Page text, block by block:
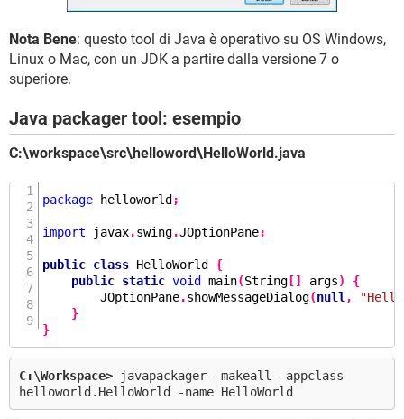
Nota Bene: questo tool di Java è operativo su OS Windows,
Linux o Mac, con un JDK a partire dalla versione 7 o
superiore.
Java packager tool: esempio
C:\workspace\src\helloword\HelloWorld.java
package helloworld ;
import javax.swing.JOptionPane;
public class HelloWorld
{
public static void main(String [] args)
{
        JOptionPane
.showMessageDialog(null ,
}
}
C:\Workspace> javapackager -makeall -appclass
helloworld.HelloWorld -name HelloWorld